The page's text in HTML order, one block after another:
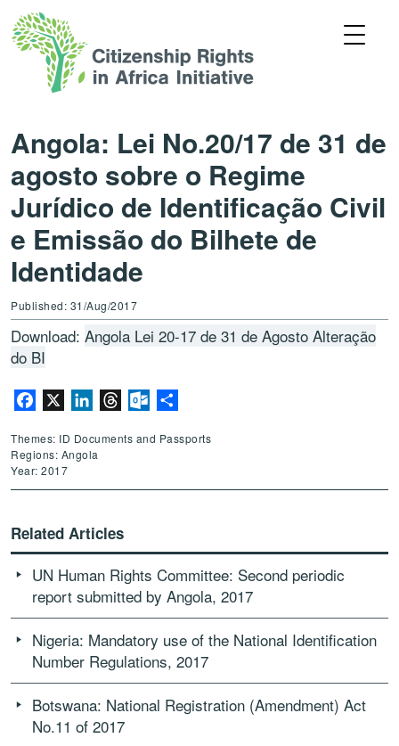
Angola: Lei No.20/17 de 31 de
agosto sobre o Regime
Jurídico de Identificação Civil
e Emissão do Bilhete de
Identidade
Published: 31/Aug/2017
Download: Angola Lei 20-17 de 31 de Agosto Alteração
do BI
Facebook LinkedInThreadsOutlook.com
Themes: ID Documents and Passports
Regions: Angola
Year: 2017
Related Articles
UN Human Rights Committee: Second periodic
report submitted by Angola, 2017
Nigeria: Mandatory use of the National Identification
Number Regulations, 2017
Botswana: National Registration (Amendment) Act
No.11 of 2017